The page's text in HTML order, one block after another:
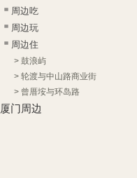
周边吃
周边玩
周边住
> 鼓浪屿
> 轮渡与中山路商业街
> 曾厝垵与环岛路
厦门周边